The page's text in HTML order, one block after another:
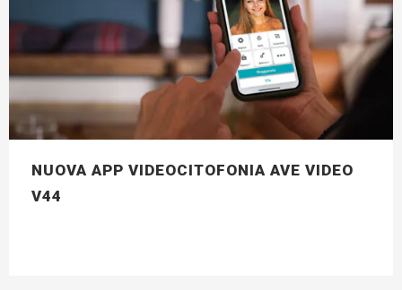
NUOVA APP VIDEOCITOFONIA AVE VIDEO
V44